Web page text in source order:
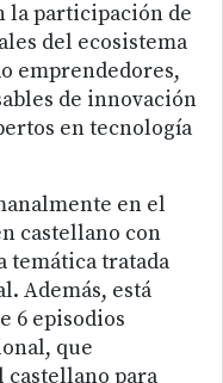
la participación de
del ecosistema
emprendedores,
de innovación
en tecnología
en el
castellano con
temática tratada
Además, está
6 episodios
que
para